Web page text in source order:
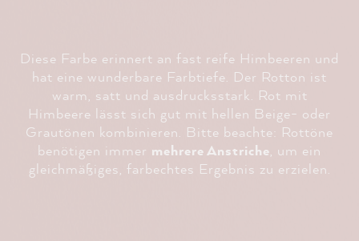
Diese Farbe erinnert an fast reife Himbeeren und
hat eine wunderbare Farbtiefe. Der Rotton ist
warm, satt und ausdrucksstark. Rot mit
Himbeere lässt sich gut mit hellen Beige- oder
Grautönen kombinieren. Bitte beachte: Rottöne
benötigen immer mehrere Anstriche , um ein
gleichmäßiges, farbechtes Ergebnis zu erzielen.